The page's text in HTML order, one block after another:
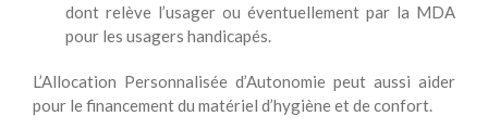
dont relève l’usager ou éventuellement par la MDA
pour les usagers handicapés.
L’Allocation Personnalisée d’Autonomie peut aussi aider
pour le financement du matériel d’hygiène et de confort.